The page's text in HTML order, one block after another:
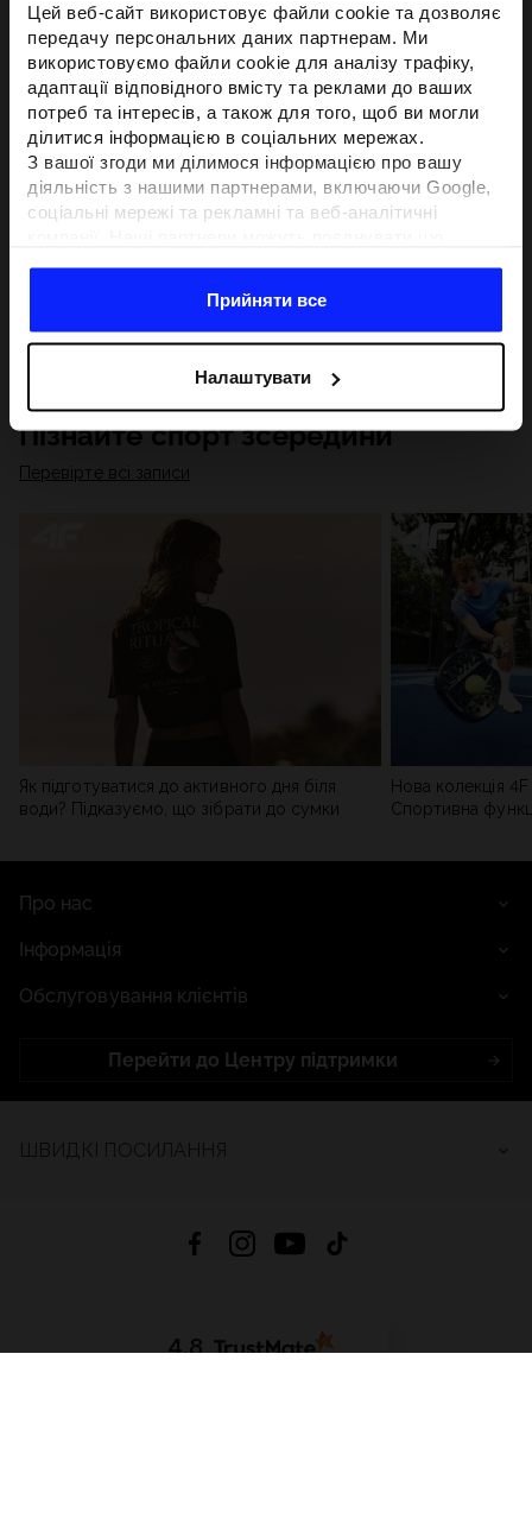
Цей веб-сайт використовує файли cookie та дозволяє
передачу персональних даних партнерам. Ми
використовуємо файли cookie для аналізу трафіку,
адаптації відповідного вмісту та реклами до ваших
потреб та інтересів, а також для того, щоб ви могли
ділитися інформацією в соціальних мережах.
З вашої згоди ми ділимося інформацією про вашу
діяльність з нашими партнерами, включаючи Google,
соціальні мережі та рекламні та веб-аналітичні
отримують у результаті використання вами їхніх
послуг.З вашої згоди ми також можемо ділитися
з метою націлювання та покращення відображення
відповідної онлайн-реклами, проведення аналітики,
відповідності вмісту та вдосконалення рішень, які
пропонують наші партнери (наприклад, соціальні
мережі). Детальну інформацію можна знайти в нашій
та в розділі «Деталі».
Прийняти все
Налаштувати
Пізнайте спорт зсередини
Перевірте всі записи
Як підготуватися до активного дня біля
води? Підказуємо, що зібрати до сумки
Нова колекція
Спортивна
Про нас
Інформація
Обслуговування клієнтів
Перейти до Центру підтримки
4.8